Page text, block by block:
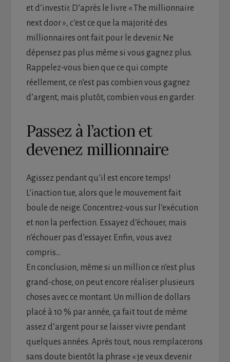
et d’investir. D’après le livre « The millionnaire
next door », c’est ce que la majorité des
millionnaires ont fait pour le devenir. Ne
dépensez pas plus même si vous gagnez plus.
Rappelez-vous bien que ce qui compte
réellement, ce n’est pas combien vous gagnez
d’argent, mais plutôt, combien vous en garder.
Passez à l’action et
devenez millionnaire
Agissez pendant qu’il est encore temps!
L’inaction tue, alors que le mouvement fait
boule de neige. Concentrez-vous sur l’exécution
et non la perfection. Essayez d’échouer, mais
n’échouer pas d’essayer. Enfin, vous avez
compris…
En conclusion, même si un million ce n’est plus
grand-chose, on peut encore réaliser plusieurs
choses avec ce montant. Un million de dollars
placé à 10 % par année, ça fait tout de même
assez d’argent pour se laisser vivre pendant
quelques années. Après tout, nous remplacerons
sans doute bientôt la phrase « je veux devenir